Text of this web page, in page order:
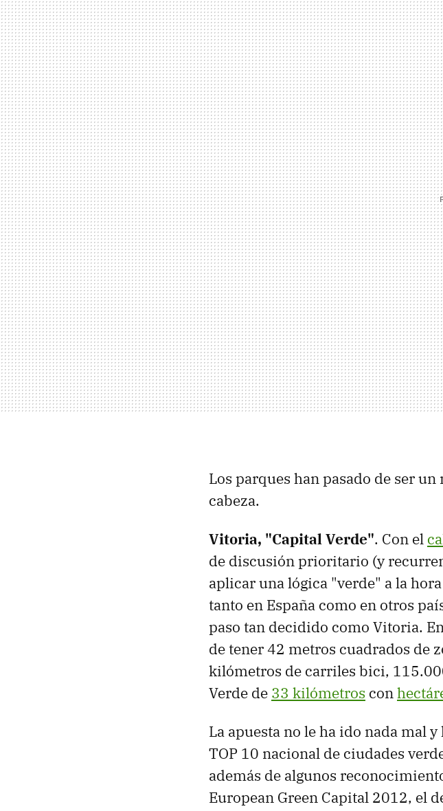
Los parques han pasado de ser
cabeza.
Vitoria, "Capital Verde". Con el
de discusión prioritario (y
aplicar una lógica "verde" a la
tanto en España como en otros
paso tan decidido como Vitoria.
de tener 42 metros cuadrados de
kilómetros de carriles bici,
Verde de 33 kilómetros con
La apuesta no le ha ido nada mal
TOP 10 nacional de ciudades
además de algunos
European Green Capital 2012, el